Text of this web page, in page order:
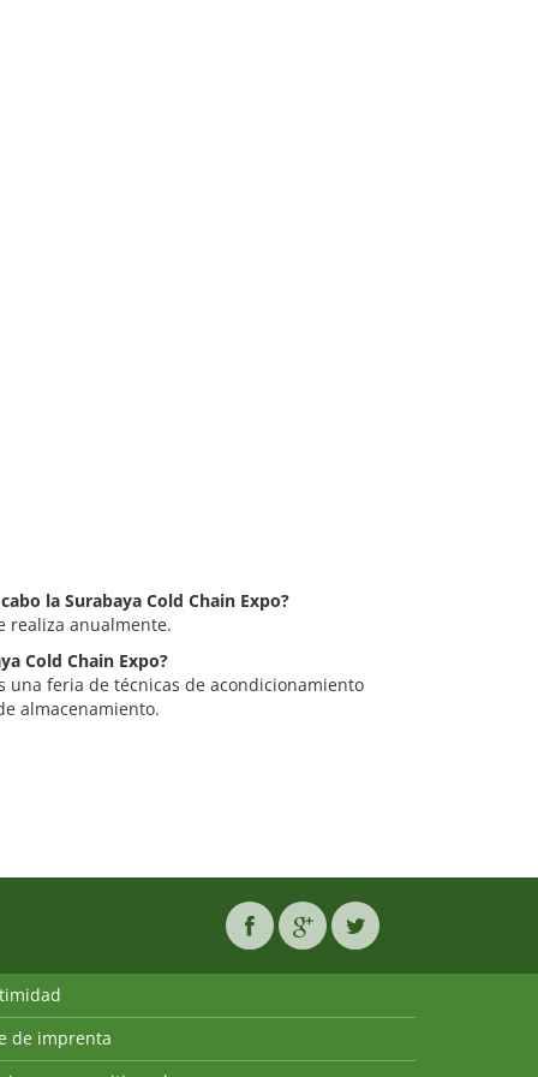
la Surabaya Cold Chain Expo?
realiza anualmente.
Cold Chain Expo?
una feria de técnicas de acondicionamiento
almacenamiento.
de imprenta